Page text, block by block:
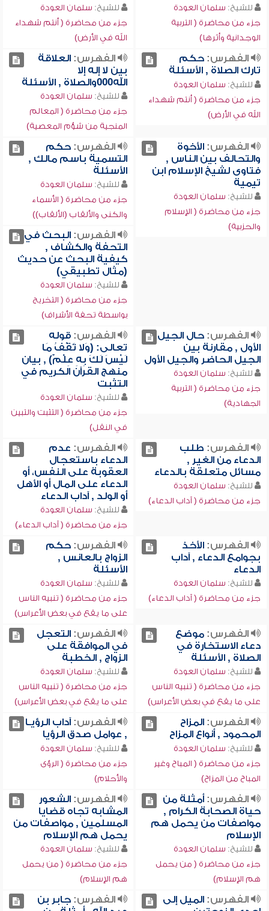
للشيخ: سلمان العودة
جزء من محاضرة ( التربية
الوجدانية وأثرها)
للشيخ: سلمان العودة
جزء من محاضرة ( أنتم شهداء
الله في الأرض)
الفهرس:حكم
تارك الصلاة , الأسئلة
للشيخ: سلمان العودة
جزء من محاضرة ( أنتم شهداء
الله في الأرض)
الفهرس:العلاقة
بين لا إله إلا
الله000والصلاة , الأسئلة
للشيخ: سلمان العودة
جزء من محاضرة ( المعالم
المنجية من شؤم المعصية)
الفهرس:الأخوة
والتحالف بين الناس ,
فتاوى لشيخ الإسلام ابن
تيمية
للشيخ: سلمان العودة
جزء من محاضرة ( الإسلام
والحزبية)
الفهرس:حكم
التسمية باسم مالك ,
الأسئلة
للشيخ: سلمان العودة
جزء من محاضرة ( الأسماء
والكنى والألقاب (الألقاب))
الفهرس:البحث في
التحفة والكشاف ,
كيفية البحث عن حديث
(مثال تطبيقي)
للشيخ: سلمان العودة
جزء من محاضرة ( التخريج
بواسطة تحفة الأشراف)
الفهرس:حال الجيل
الأول , مقارنة بين
الجيل الحاضر والجيل الأول
للشيخ: سلمان العودة
جزء من محاضرة ( التربية
الجهادية)
الفهرس:قوله
تعالى: (وَلا تَقْفُ مَا
لَيْسَ لَكَ بِهِ عِلْمٌ) , بيان
منهج القرآن الكريم في
التثبت
للشيخ: سلمان العودة
جزء من محاضرة ( التثبت والتبين
في النقل)
الفهرس: طلب
الدعاء من الغير ,
مسائل متعلقة بالدعاء
للشيخ: سلمان العودة
جزء من محاضرة ( آداب الدعاء)
الفهرس: عدم
الدعاء باستعجال
العقوبة على النفس، أو
الدعاء على المال أو الأهل
أو الولد , آداب الدعاء
للشيخ: سلمان العودة
جزء من محاضرة ( آداب الدعاء)
الفهرس:الأخذ
بجوامع الدعاء , آداب
الدعاء
للشيخ: سلمان العودة
جزء من محاضرة ( آداب الدعاء)
الفهرس:حكم
الزواج بالعانس ,
الأسئلة
للشيخ: سلمان العودة
جزء من محاضرة ( تنبيه الناس
على ما يقع في بعض الأعراس)
الفهرس:موضع
دعاء الاستخارة في
الصلاة , الأسئلة
للشيخ: سلمان العودة
جزء من محاضرة ( تنبيه الناس
على ما يقع في بعض الأعراس)
الفهرس:التعجل
في الموافقة على
الزواج , الخطبة
للشيخ: سلمان العودة
جزء من محاضرة ( تنبيه الناس
على ما يقع في بعض الأعراس)
الفهرس:المزاح
المحمود , أنواع المزاح
للشيخ: سلمان العودة
جزء من محاضرة ( المباح وغير
المباح من المزاح)
الفهرس:آداب الرؤيـا
, عوامل صدق الرؤيا
للشيخ: سلمان العودة
جزء من محاضرة ( الرؤى
والأحلام)
الفهرس:أمثلة من
حياة الصحابة الكرام ,
مواصفات من يحمل هم
الإسلام
للشيخ: سلمان العودة
جزء من محاضرة ( من يحمل
هم الإسلام)
الفهرس:الشعور
المشابه تجاه قضايا
المسلمين , مواصفات من
يحمل هم الإسلام
للشيخ: سلمان العودة
جزء من محاضرة ( من يحمل
هم الإسلام)
الفهرس:الميل إلى
الفهرس:جابر بن